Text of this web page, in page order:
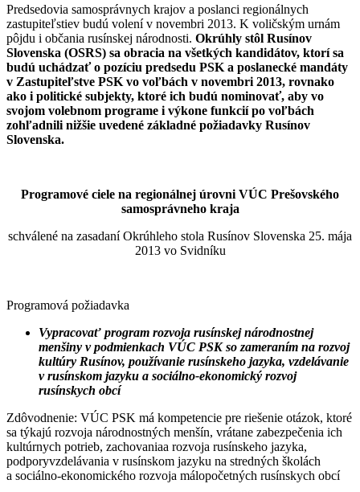
Predsedovia samosprávnych krajov a poslanci regionálnych
zastupiteľstiev budú volení v novembri 2013. K voličským urnám
pôjdu i občania rusínskej národnosti. Okrúhly stôl Rusínov
Slovenska (OSRS) sa obracia na všetkých kandidátov, ktorí sa
budú uchádzať o pozíciu predsedu PSK a poslanecké mandáty
v Zastupiteľstve PSK vo voľbách v novembri 2013, rovnako
ako i politické subjekty, ktoré ich budú nominovať, aby vo
svojom volebnom programe i výkone funkcií po voľbách
zohľadnili nižšie uvedené základné požiadavky Rusínov
Slovenska.
Programové ciele na regionálnej úrovni VÚC Prešovského
samosprávneho kraja
schválené na zasadaní Okrúhleho stola Rusínov Slovenska 25. mája
2013 vo Svidníku
Programová požiadavka
Vypracovať program rozvoja rusínskej národnostnej
menšiny v podmienkach VÚC PSK so zameraním na rozvoj
kultúry Rusínov, používanie rusínskeho jazyka, vzdelávanie
v rusínskom jazyku a sociálno-ekonomický rozvoj
rusínskych obcí
Zdôvodnenie: VÚC PSK má kompetencie pre riešenie otázok, ktoré
sa týkajú rozvoja národnostných menšín, vrátane zabezpečenia ich
kultúrnych potrieb, zachovaniaa rozvoja rusínskeho jazyka,
podporyvzdelávania v rusínskom jazyku na stredných školách
a sociálno-ekonomického rozvoja málopočetných rusínskych obcí